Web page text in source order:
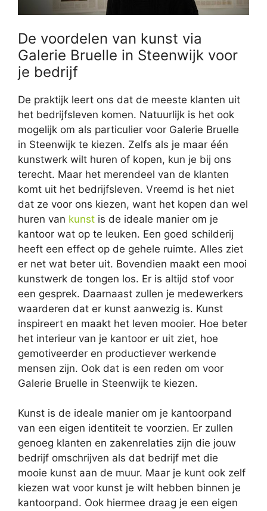
De voordelen van kunst via
Galerie Bruelle in Steenwijk voor
je bedrijf
De praktijk leert ons dat de meeste klanten uit
het bedrijfsleven komen. Natuurlijk is het ook
mogelijk om als particulier voor Galerie Bruelle
in Steenwijk te kiezen. Zelfs als je maar één
kunstwerk wilt huren of kopen, kun je bij ons
terecht. Maar het merendeel van de klanten
komt uit het bedrijfsleven. Vreemd is het niet
dat ze voor ons kiezen, want het kopen dan wel
huren van kunst is de ideale manier om je
kantoor wat op te leuken. Een goed schilderij
heeft een effect op de gehele ruimte. Alles ziet
er net wat beter uit. Bovendien maakt een mooi
kunstwerk de tongen los. Er is altijd stof voor
een gesprek. Daarnaast zullen je medewerkers
waarderen dat er kunst aanwezig is. Kunst
inspireert en maakt het leven mooier. Hoe beter
het interieur van je kantoor er uit ziet, hoe
gemotiveerder en productiever werkende
mensen zijn. Ook dat is een reden om voor
Galerie Bruelle in Steenwijk te kiezen.
Kunst is de ideale manier om je kantoorpand
van een eigen identiteit te voorzien. Er zullen
genoeg klanten en zakenrelaties zijn die jouw
bedrijf omschrijven als dat bedrijf met die
mooie kunst aan de muur. Maar je kunt ook zelf
kiezen wat voor kunst je wilt hebben binnen je
kantoorpand. Ook hiermee draag je een eigen